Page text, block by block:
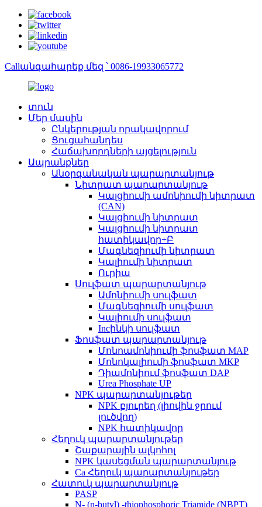
Callանգահարեք մեզ ՝ 0086-19933065772
տուն
Մեր մասին
Ընկերության որակավորում
Ցուցահանդես
Հաճախորդների այցելություն
Ապրանքներ
Անօրգանական պարարտանյութ
Նիտրատ պարարտանյութ
Կալցիումի ամոնիումի նիտրատ
(CAN)
Կալցիումի նիտրատ
Կալցիումի նիտրատ
հատիկավոր+Բ
Մագնեզիումի նիտրատ
Կալիումի նիտրատ
Ուրիա
Սուլֆատ պարարտանյութ
Ամոնիումի սուլֆատ
Մագնեզիումի սուլֆատ
Կալիումի սուլֆատ
Incինկի սուլֆատ
Ֆոսֆատ պարարտանյութ
Մոնոամոնիումի ֆոսֆատ MAP
Մոնոկալիումի ֆոսֆատ MKP
Դիամոնիում ֆոսֆատ DAP
Urea Phosphate UP
NPK պարարտանյութեր
NPK բյուրեղ (լիովին ջրում
լուծվող)
NPK հատիկավոր
Հեղուկ պարարտանյութեր
Շաքարային ալկոհոլ
NPK կասեցման պարարտանյութ
Ca Հեղուկ պարարտանյութեր
Հատուկ պարարտանյութ
PASP
N- (n-butyl) -thiophosphoric Triamide (NBPT)